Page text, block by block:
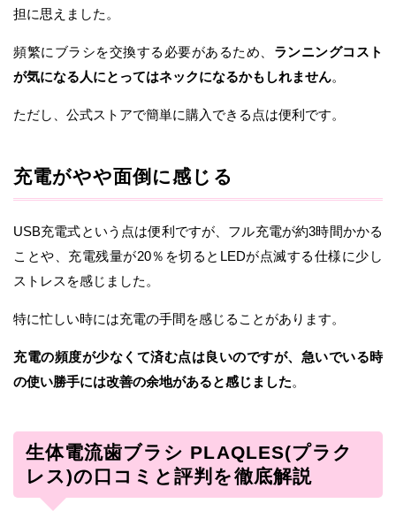
担に思えました。
頻繁にブラシを交換する必要があるため、 ランニングコスト
が気になる人にとってはネックになるかもしれません。
ただし、公式ストアで簡単に購入できる点は便利です。
充電がやや面倒に感じる
USB充電式という点は便利ですが、フル充電が約3時間かかる
ことや、充電残量が20％を切るとLEDが点滅する仕様に少し
ストレスを感じました。
特に忙しい時には充電の手間を感じることがあります。
充電の頻度が少なくて済む点は良いのですが、急いでいる時
の使い勝手には改善の余地があると感じました。
生体電流歯ブラシ PLAQLES(プラク
レス)の口コミと評判を徹底解説